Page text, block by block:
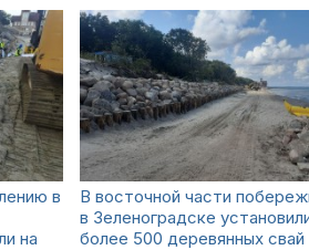
в
на
В восточной части
в Зеленоградске
более 500 деревянных свай